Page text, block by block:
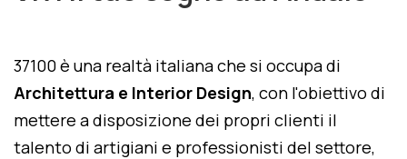
37100 è una realtà italiana che si occupa di
Architettura e Interior Design, con l'obiettivo di
mettere a disposizione dei propri clienti il
talento di artigiani e professionisti del settore,